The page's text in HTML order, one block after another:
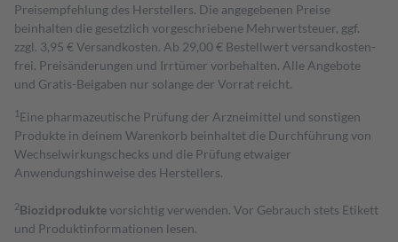
Preisempfehlung des Herstellers. Die angegebenen Preise
beinhalten die gesetzlich vorgeschriebene Mehrwertsteuer, ggf.
zzgl. 3,95 € Versandkosten. Ab 29,00 € Bestell­wert versand­kosten­
frei. Preisänderungen und Irrtümer vorbehalten. Alle Angebote
und Gratis-Beigaben nur solange der Vorrat reicht.
1 Eine pharmazeutische Prüfung der Arzneimittel und sonstigen
Produkte in deinem Warenkorb beinhaltet die Durchführung von
Wechselwirkungschecks und die Prüfung etwaiger
Anwendungshinweise des Herstellers.
2Biozidproduktevorsichtig verwenden. Vor Gebrauch stets Etikett
und Produktinformationen lesen.